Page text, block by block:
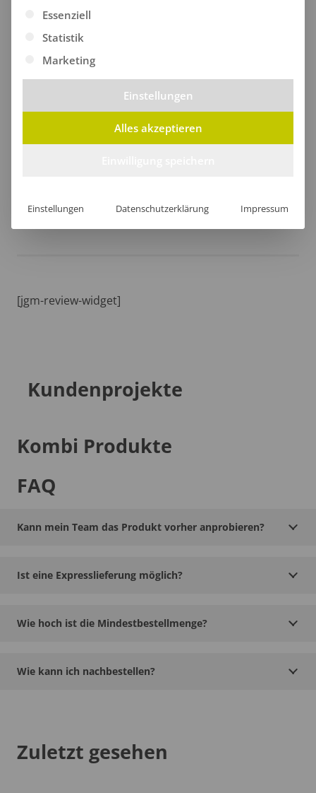
erlaubt|Trockner geeignet
Zertifikate: Bio-Baumwolle|EU Ecolabel|Faire
Baumwolle|Oeko-Tex 100|Recycelter
Größentabelle
Lieferzeit
[jgm-review-widget]
Kundenprojekte
Kombi Produkte
FAQ
Kann mein Team das Produkt vorher anprobieren?
Ist eine Expresslieferung möglich?
Wie hoch ist die Mindestbestellmenge?
Wie kann ich nachbestellen?
Zuletzt gesehen
Es folgt eine Liste der Service-Gruppen, für die eine
Essenziell
Statistik
Marketing
Einstellungen
Alles akzeptieren
Einstellungen Datenschutzerklärung Impressum